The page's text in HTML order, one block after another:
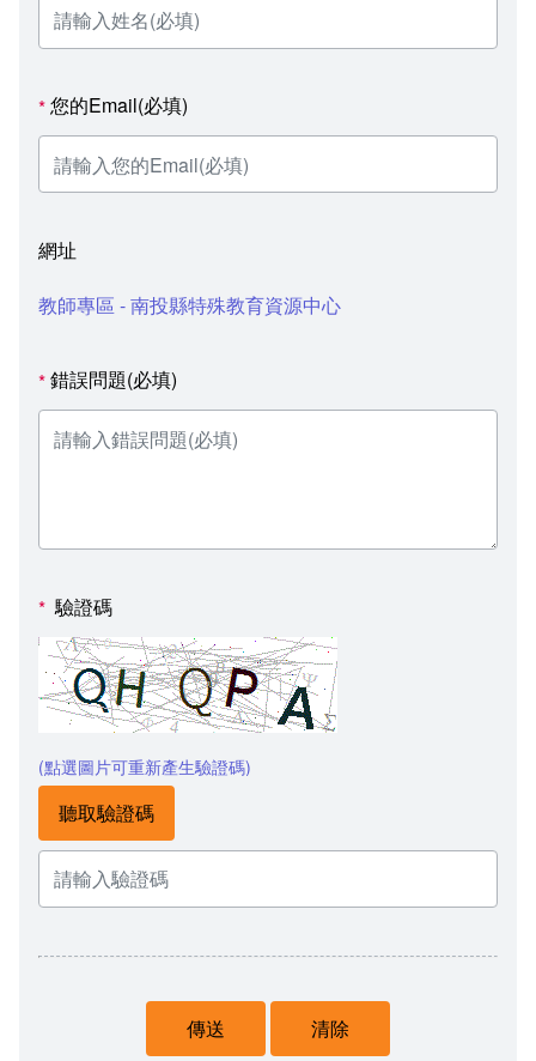
*您的Email(必填)
網址
教師專區 - 南投縣特殊教育資源中心
*錯誤問題(必填)
* 驗證碼
(點選圖片可重新產生驗證碼)
聽取驗證碼